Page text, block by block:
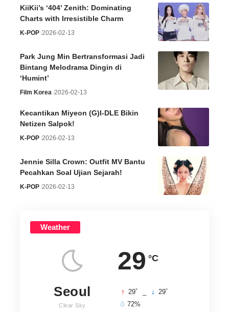
KiiKii’s ‘404’ Zenith: Dominating
Charts with Irresistible Charm
K-POP 2026-02-13
Park Jung Min Bertransformasi Jadi
Bintang Melodrama Dingin di
‘Humint’
Film Korea 2026-02-13
Kecantikan Miyeon (G)I-DLE Bikin
Netizen Salpok!
K-POP 2026-02-13
Jennie Silla Crown: Outfit MV Bantu
Pecahkan Soal Ujian Sejarah!
K-POP 2026-02-13
Weather
29 °C
Seoul
Clear Sky
29° 29°
72%